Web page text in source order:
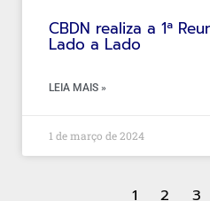
CBDN realiza a 1ª
Lado a Lado
LEIA MAIS »
1 de março de 2024
1 2 3